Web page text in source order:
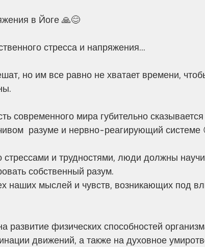
в Йоге 🙏😊
стресса и напряжения...
но им все равно не хватает времени,
современного мира губительно
разуме и нервно-реагирующий системе
и трудностями, люди должны
собственный разум.
наших мыслей и чувств, возникающих под
развитие физических способностей
движений, а также на духовное